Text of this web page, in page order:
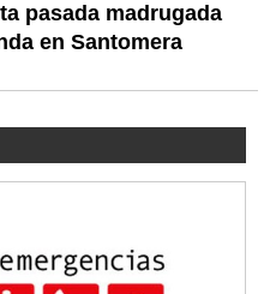
pasada madrugada
en Santomera